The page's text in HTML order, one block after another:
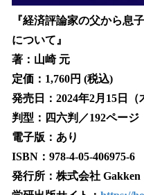
『経済評論家の父から
について』
著：山崎 元
定価：1,760円 (税込)
発売日：2024年2月15日（
判型：四六判／192ページ
電子版：あり
ISBN：978-4-05-406975-6
発行所：株式会社 Gakken